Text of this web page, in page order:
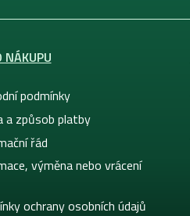
NÁKUPU
podmínky
a způsob platby
řád
výměna nebo vrácení
ochrany osobních údajů